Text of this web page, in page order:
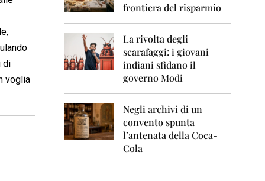
0
di
voglia
frontiera del risparmio
La rivolta degli
scarafaggi: i giovani
indiani sfidano il
governo Modi
Negli archivi di un
convento spunta
l’antenata della Coca-
Cola